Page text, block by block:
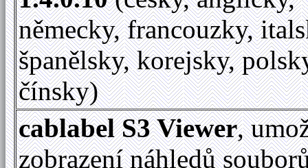
německy, francouzky,
španělsky, korejsky,
čínsky)
cablabel S3 Viewer,
zobrazení náhledů